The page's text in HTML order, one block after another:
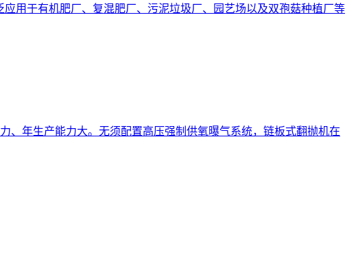
用于有机肥厂、复混肥厂、污泥垃圾厂、园艺场以及双孢菇种植厂等
、年生产能力大。无须配置高压强制供氧曝气系统，链板式翻抛机在